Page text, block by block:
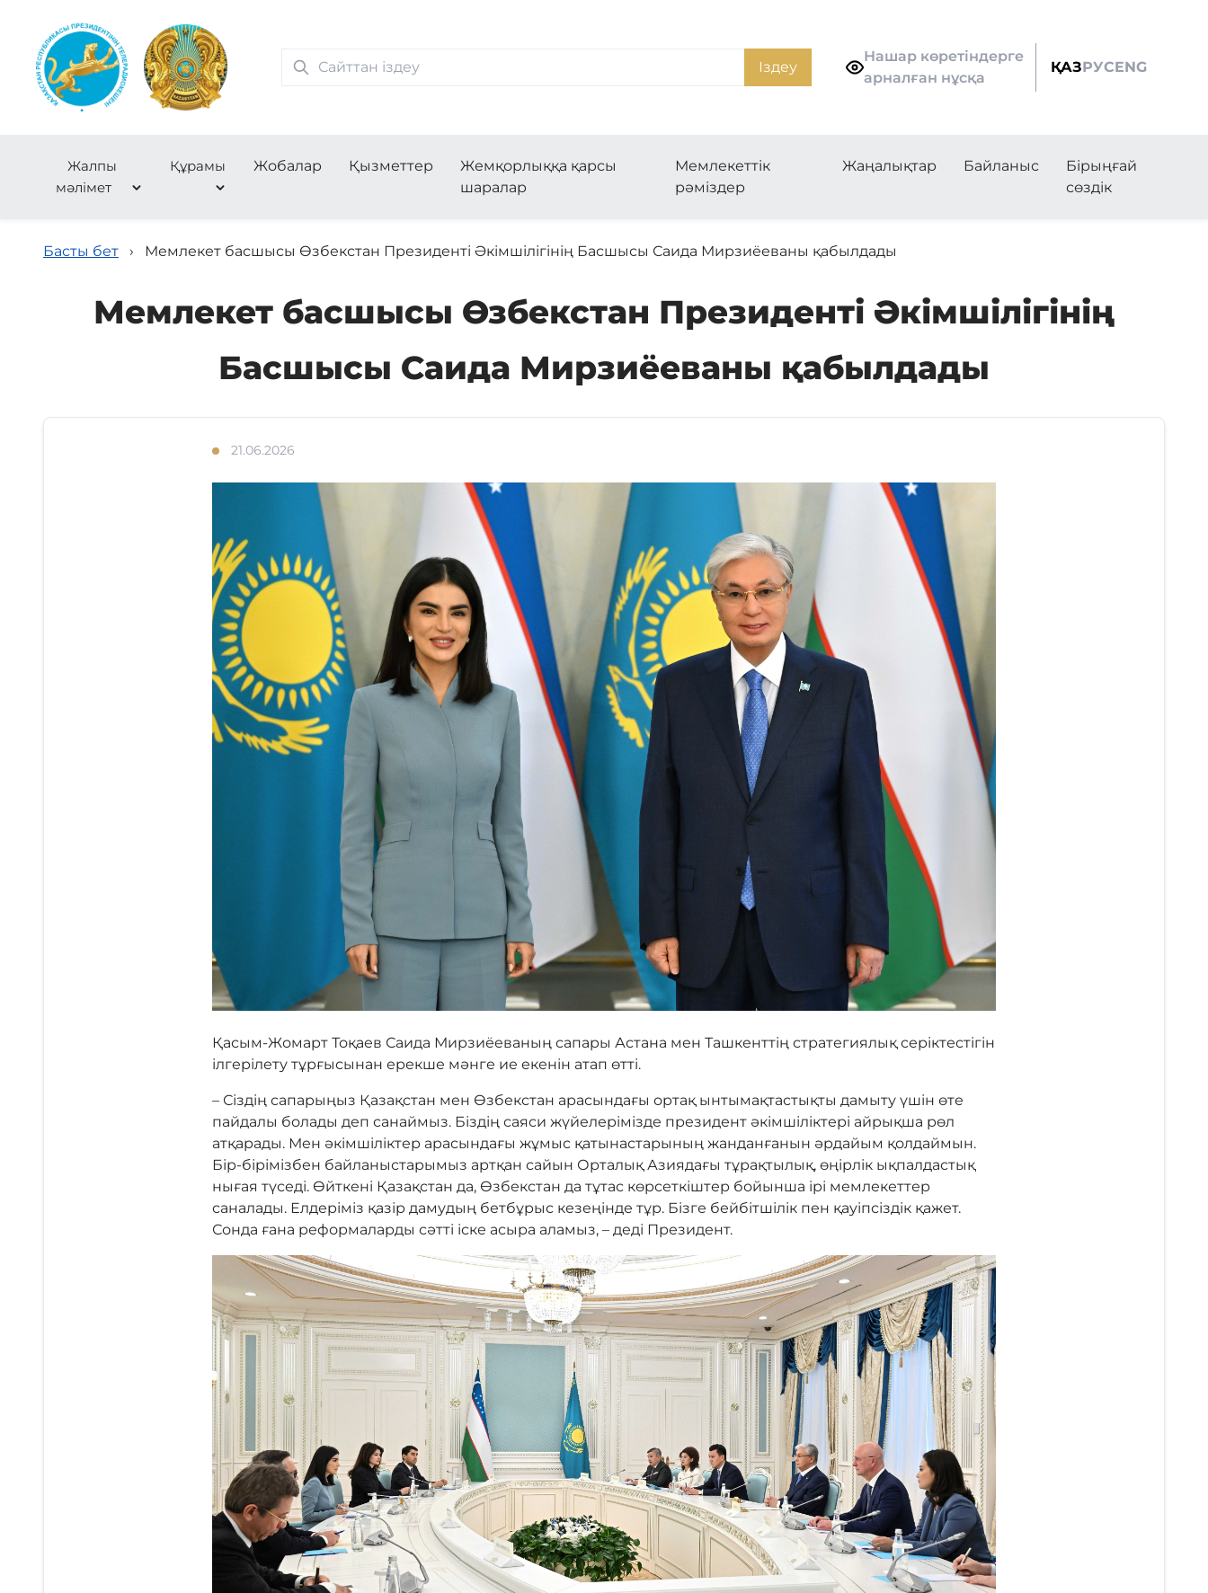
Іздеу
Нашар көретіндерге
арналған нұсқа
ҚАЗРУСENG
Жалпы
мәлімет
Құрамы Жобалар Қызметтер
Жемқорлыққа қарсы
шаралар
Мемлекеттік
рәміздер
Жаңалықтар Байланыс
Бірыңғай
сөздік
Басты бет › Мемлекет басшысы Өзбекстан Президенті Әкімшілігінің Басшысы Саида Мирзиёеваны қабылдады
Мемлекет басшысы Өзбекстан Президенті Әкімшілігінің
Басшысы Саида Мирзиёеваны қабылдады
21.06.2026
Қасым-Жомарт Тоқаев Саида Мирзиёеваның сапары Астана мен Ташкенттің стратегиялық серіктестігін
ілгерілету тұрғысынан ерекше мәнге ие екенін атап өтті.
– Сіздің сапарыңыз Қазақстан мен Өзбекстан арасындағы ортақ ынтымақтастықты дамыту үшін өте
пайдалы болады деп санаймыз. Біздің саяси жүйелерімізде президент әкімшіліктері айрықша рөл
атқарады. Мен әкімшіліктер арасындағы жұмыс қатынастарының жанданғанын әрдайым қолдаймын.
Бір-бірімізбен байланыстарымыз артқан сайын Орталық Азиядағы тұрақтылық, өңірлік ықпалдастық
нығая түседі. Өйткені Қазақстан да, Өзбекстан да тұтас көрсеткіштер бойынша ірі мемлекеттер
саналады. Елдеріміз қазір дамудың бетбұрыс кезеңінде тұр. Бізге бейбітшілік пен қауіпсіздік қажет.
Сонда ғана реформаларды сәтті іске асыра аламыз, – деді Президент.